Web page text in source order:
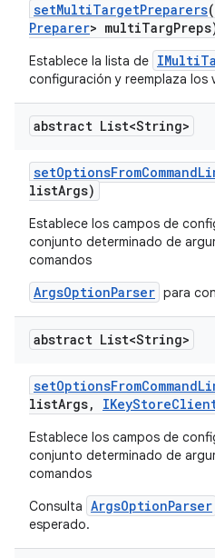
setMultiTargetPreparers
Preparer> multiTarg
Establece la lista de
configuración y reemplaza los
abstract List<String>
setOptionsFromCommand
listArgs)
Establece los campos de
conjunto determinado de
comandos
ArgsOptionParser para
abstract List<String>
setOptionsFromCommand
listArgs, IKeyStore
Establece los campos de
conjunto determinado de
comandos
Consulta ArgsOptionParser
esperado.